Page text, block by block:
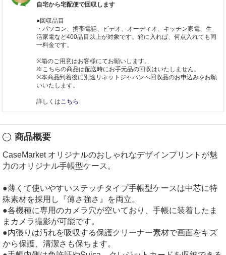
自宅から宅配便で回収します
●回収品目
・パソコン、携帯電話、ビデオ、オーディオ、キッチン家電、生
活家電など400品目以上が対象です。箱に入れば、何点入れても同
一料金です。
※箱のご用意はお客様にてお願いします。
※こちらの商品は配送時にお手元品の回収はいたしません。
※本商品到着後に別途リネットジャパンへ回収品のお申込みをお願
いいたします。
詳しくはこちら
商品概要
CaseMarket オリジナルのおしゃれなデザインプリントが魅
力のオリジナル手帳型ケース。
●薄くて使いやすいステッチタイプ手帳型ケースは中芯に特
殊素材を採用し『薄さ強さ』を両立。
●各機種に専用のカメラ穴が空いており、手帳に装着したま
まカメラ撮影が可能です。
●内張りは汚れを吸収する保護クリーナー素材で画面をキズ
から保護、清潔さも保ちます。